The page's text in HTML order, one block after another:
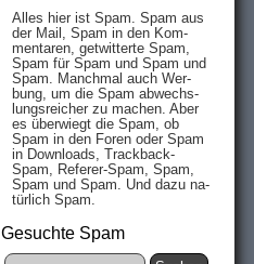
Alles hier ist Spam. Spam aus
der Mail, Spam in den Kom­
men­taren, ge­twit­ter­te Spam,
Spam für Spam und Spam und
Spam. Manch­mal auch Wer­
bung, um die Spam ab­wechs­
lungs­reich­er zu mach­en. Aber
es über­wiegt die Spam, ob
Spam in den Fo­ren oder Spam
in Down­loads, Track­back-
Spam, Re­fe­rer-Spam, Spam,
Spam und Spam. Und da­zu na­
tür­lich Spam.
Gesuchte Spam